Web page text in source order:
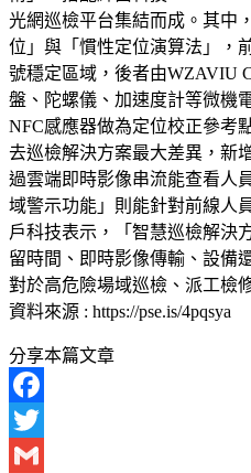
光網巡檢平台集結而成。其中
位」與「慣性定位演算法」，
號穩定區域，後者由WZAVIU
盤、陀螺儀、加速度計等微機
NFC感應器做為定位校正參考
去巡檢解決方案最大差異，新
過雲端即時影像串流能查看人
域警示功能」則能針對前線人
戶科技表示，「智慧巡檢解決
留時間、即時影像傳輸、設備
對於高危險場域巡檢、派工檢
資料來源 : https://pse.is/4pqsya
分享本篇文章
Facebook
Twitter